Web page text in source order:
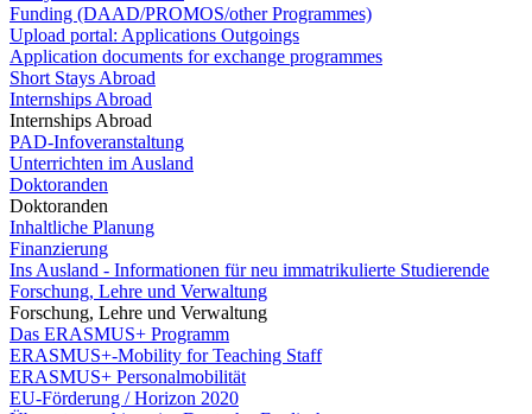
Funding (DAAD/PROMOS/other Programmes)
Upload portal: Applications Outgoings
Application documents for exchange programmes
Short Stays Abroad
Internships Abroad
Internships Abroad
PAD-Infoveranstaltung
Unterrichten im Ausland
Doktoranden
Doktoranden
Inhaltliche Planung
Finanzierung
Ins Ausland - Informationen für neu immatrikulierte Studierende
Forschung, Lehre und Verwaltung
Forschung, Lehre und Verwaltung
Das ERASMUS+ Programm
ERASMUS+-Mobility for Teaching Staff
ERASMUS+ Personalmobilität
EU-Förderung / Horizon 2020